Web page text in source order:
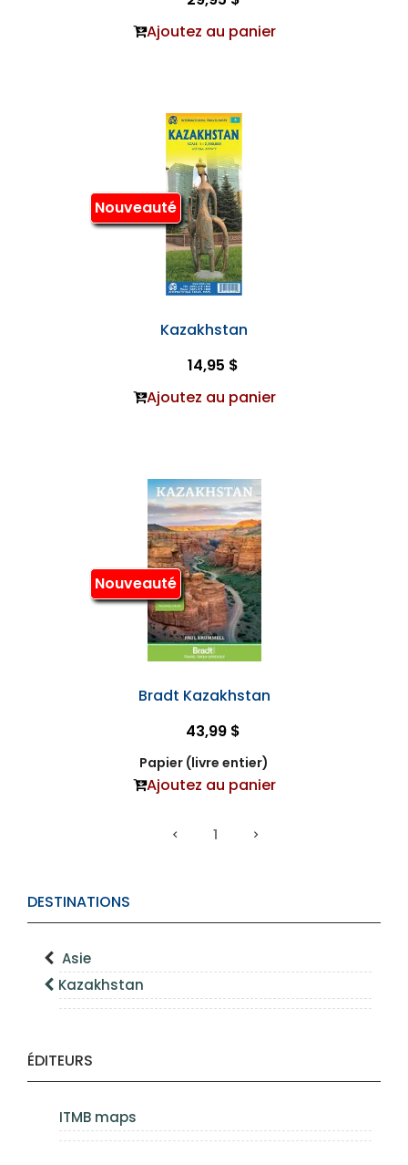
DESTINATIONS
Asie
Kazakhstan
ÉDITEURS
ITMB maps
Ajoutez au panier
Nouveauté
Kazakhstan
14,95 $
Ajoutez au panier
Nouveauté
Bradt Kazakhstan
43,99 $
Papier (livre entier)
Ajoutez au panier
1